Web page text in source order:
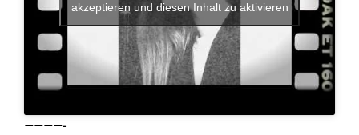
akzeptieren und diesen Inhalt zu aktivieren
————-